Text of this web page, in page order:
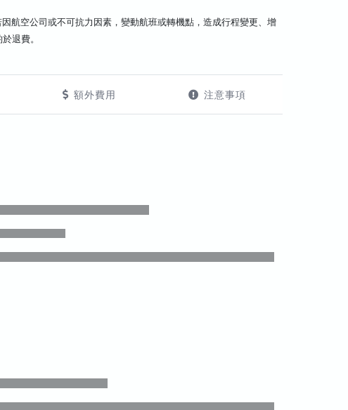
航空公司或不可抗力因素，變動航班或轉機點，造成行程變更、增
退費。
額外費用 注意事項